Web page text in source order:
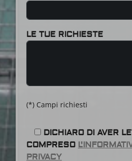
LE TUE RICHIESTE
(*) Campi richiesti
DICHIARO DI AVER
COMPRESO
PRIVACY